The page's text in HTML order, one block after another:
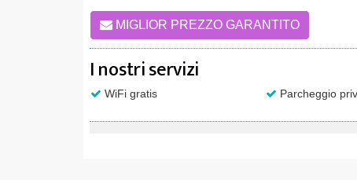
MIGLIOR PREZZO GARANTITO
I nostri servizi
WiFi gratis Parcheggio